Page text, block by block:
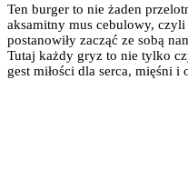
Ten burger to nie żaden
aksamitny mus cebulowy,
postanowiły zacząć ze sobą
Tutaj każdy gryz to nie tylko
gest miłości dla serca, mięśni i